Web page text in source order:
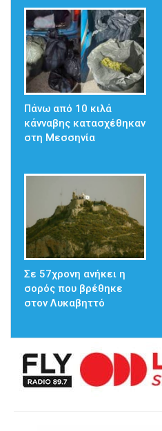
Πάνω από 10 κιλά
κάνναβης κατασχέθηκαν
στη Μεσσηνία
Σε 57χρονη ανήκει η
σορός που βρέθηκε
στον Λυκαβηττό